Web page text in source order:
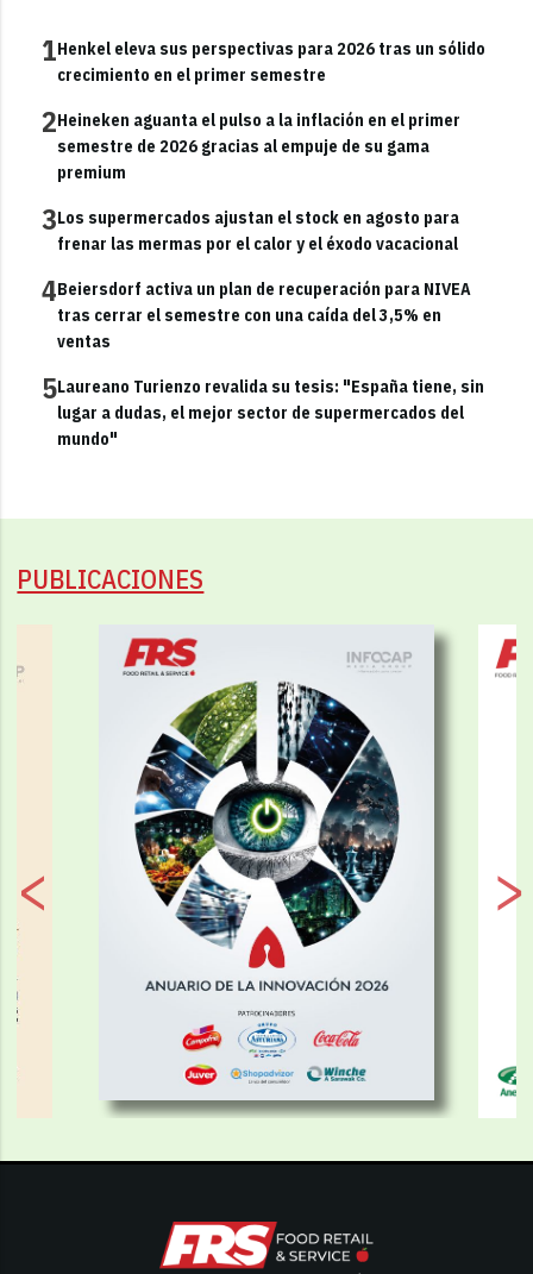
1Henkel eleva sus perspectivas para 2026 tras un sólido
crecimiento en el primer semestre
2Heineken aguanta el pulso a la inflación en el primer
semestre de 2026 gracias al empuje de su gama
premium
3Los supermercados ajustan el stock en agosto para
frenar las mermas por el calor y el éxodo vacacional
4Beiersdorf activa un plan de recuperación para NIVEA
tras cerrar el semestre con una caída del 3,5% en
ventas
5Laureano Turienzo revalida su tesis: "España tiene, sin
lugar a dudas, el mejor sector de supermercados del
mundo"
PUBLICACIONES